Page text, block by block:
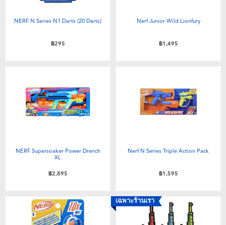
NERF N Series N1 Darts (20 Darts)
฿295
Nerf Junior Wild Lionfury
฿1,495
NERF Supersoaker Power Drench
XL
฿2,895
Nerf N Series Triple Action Pack
฿1,595
เฉพาะร้านเรา